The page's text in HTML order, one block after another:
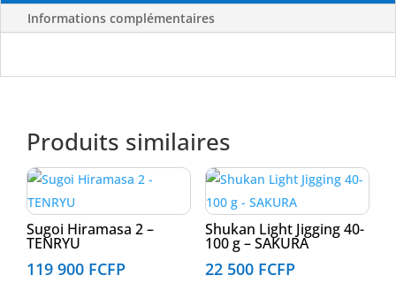
Informations complémentaires
Produits similaires
Sugoi Hiramasa 2 –
TENRYU
119 900 FCFP
Shukan Light Jigging 40-
100 g – SAKURA
22 500 FCFP